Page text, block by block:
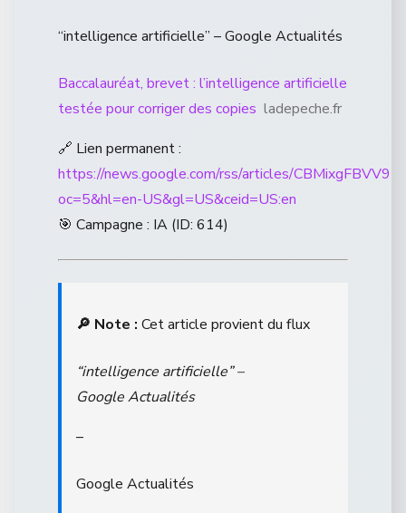
“intelligence artificielle” – Google Actualités
Baccalauréat, brevet : l’intelligence artificielle
testée pour corriger des copies ladepeche.fr
🔗 Lien permanent :
https://news.google.com/rss/articles/
oc=5&hl=en-US&gl=US&ceid=US:en
🎯 Campagne : IA (ID: 614)
🔎 Note : Cet article provient du flux
“intelligence artificielle” –
Google Actualités
–
Google Actualités